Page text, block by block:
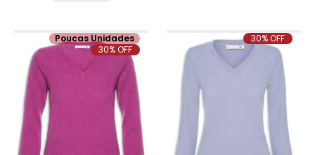
Poucas Unidades
30% OFF
30% OFF